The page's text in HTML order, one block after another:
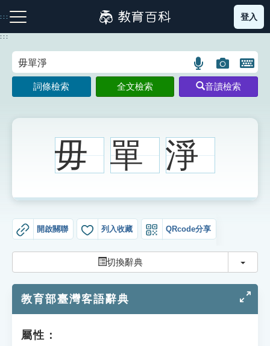
到
主
:::
注音索引圖示 筆畫索引圖示 部首索引表圖示
生字詞彙表
知識索引
登入
:::
語
言
搜
示
圖
片
搜
開
鍵
圖
詞條檢索 全文檢索 音讀檢索
毋 單 淨
開啟關聯 列入收藏 QRcode分享
切換辭典 切換
教育部臺灣客語辭典
屬性：